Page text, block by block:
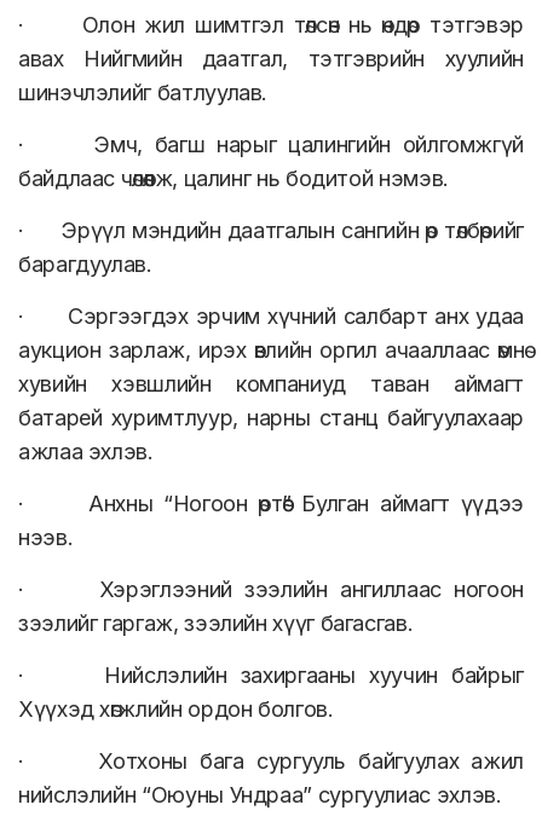
· Олон жил шимтгэл төлсөн нь өндөр тэтгэвэр
авах Нийгмийн даатгал, тэтгэврийн хуулийн
шинэчлэлийг батлуулав.
· Эмч, багш нарыг цалингийн ойлгомжгүй
байдлаас чөлөөлж, цалинг нь бодитой нэмэв.
· Эрүүл мэндийн даатгалын сангийн өр төлбөрийг
барагдуулав.
· Сэргээгдэх эрчим хүчний салбарт анх удаа
аукцион зарлаж, ирэх өвлийн оргил ачааллаас өмнө
хувийн хэвшлийн компаниуд таван аймагт
батарей хуримтлуур, нарны станц байгуулахаар
ажлаа эхлэв.
· Анхны “Ногоон өртөө” Булган аймагт үүдээ
нээв.
· Хэрэглээний зээлийн ангиллаас ногоон
зээлийг гаргаж, зээлийн хүүг багасгав.
· Нийслэлийн захиргааны хуучин байрыг
Хүүхэд хөгжлийн ордон болгов.
· Хотхоны бага сургууль байгуулах ажил
нийслэлийн “Оюуны Ундраа” сургуулиас эхлэв.